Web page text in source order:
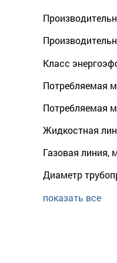
Класс
Потребляемая
Потребляемая
Жидкостная
Газовая линия,
Диаметр
показать все